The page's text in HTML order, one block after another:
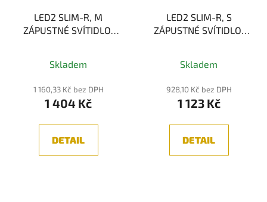
LED2 SLIM-R, M
ZÁPUSTNÉ SVÍTIDLO,
Skladem
1 160,33 Kč bez DPH
1 404 Kč
DETAIL
LED2 SLIM-R, S
ZÁPUSTNÉ SVÍTIDLO,
Skladem
928,10 Kč bez DPH
1 123 Kč
DETAIL